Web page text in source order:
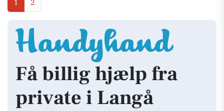
1 2
Få billig hjælp fra
private i Langå